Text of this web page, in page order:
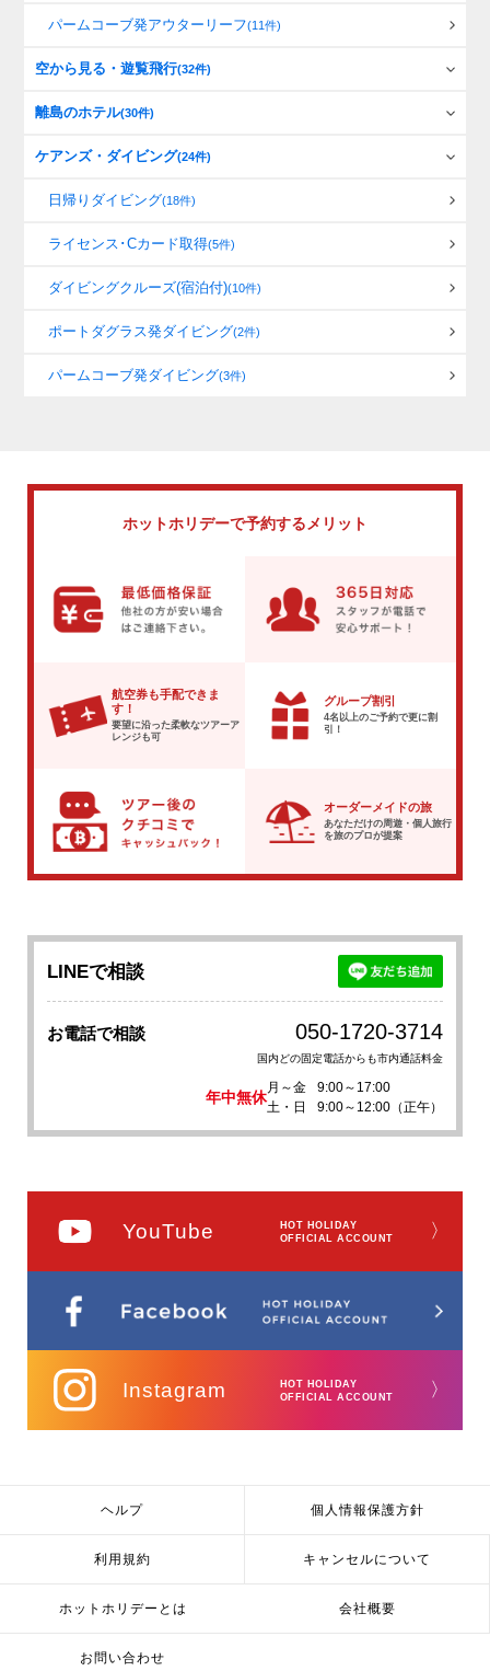
パームコーブ発アウターリーフ(11件)
空から見る・遊覧飛行(32件)
離島のホテル(30件)
ケアンズ・ダイビング(24件)
日帰りダイビング(18件)
ライセンス･Cカード取得(5件)
ダイビングクルーズ(宿泊付)(10件)
ポートダグラス発ダイビング(2件)
パームコーブ発ダイビング(3件)
ホットホリデーで予約するメリット
航空券も手配できま
す！
要望に沿った柔軟なツアーア
レンジも可
グループ割引
4名以上のご予約で更に割
引！
オーダーメイドの旅
あなただけの周遊・個人旅行
を旅のプロが提案
LINEで相談
お電話で相談 050-1720-3714
国内どの固定電話からも市内通話料金
年中無休
月～金
9:00～17:00
土・日
9:00～12:00（正午）
YouTube
HOT HOLIDAY
OFFICIAL ACCOUNT
〉
Instagram
HOT HOLIDAY
OFFICIAL ACCOUNT
〉
ヘルプ 個人情報保護方針
利用規約 キャンセルについて
ホットホリデーとは 会社概要
お問い合わせ